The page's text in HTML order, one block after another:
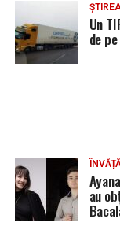
Un
de
au